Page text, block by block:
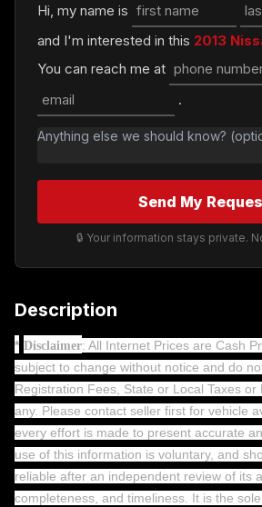
Hi, my name is
and I'm interested in this 2013
You can reach me at
.
Send My
🔒 Your information stays private.
Description
* Disclaimer: All Internet Prices are Cash
subject to change without notice and do
Registration Fees, State or Local Taxes or
any. Please contact seller first for vehicle
every effort is made to present accurate
use of this information is voluntary, and
reliable after an independent review of its
completeness, and timeliness. It is the